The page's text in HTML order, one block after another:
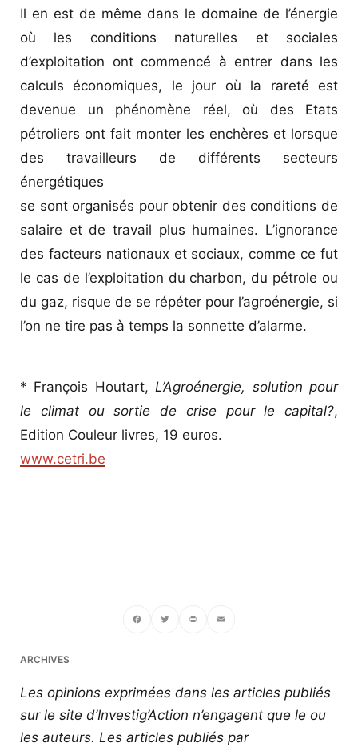
Il en est de même dans le domaine de l’énergie
où les conditions naturelles et sociales
d’exploitation ont commencé à entrer dans les
calculs économiques, le jour où la rareté est
devenue un phénomène réel, où des Etats
pétroliers ont fait monter les enchères et lorsque
des travailleurs de différents secteurs
énergétiques
se sont organisés pour obtenir des conditions de
salaire et de travail plus humaines. L’ignorance
des facteurs nationaux et sociaux, comme ce fut
le cas de l’exploitation du charbon, du pétrole ou
du gaz, risque de se répéter pour l’agroénergie, si
l’on ne tire pas à temps la sonnette d’alarme.
* François Houtart, L’Agroénergie, solution pour
le climat ou sortie de crise pour le capital?,
Edition Couleur livres, 19 euros.
www.cetri.be
ARCHIVES
Les opinions exprimées dans les articles publiés
sur le site d’Investig’Action n’engagent que le ou
les auteurs. Les articles publiés par